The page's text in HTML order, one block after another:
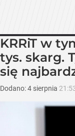
KRRiT w
tys. skarg.
się
Dodano:4 sierpnia